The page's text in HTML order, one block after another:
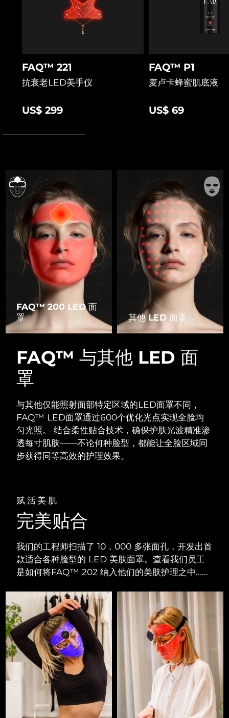
FAQ™ 221
抗衰老LED美手仪
US$ 299
FAQ™ P1
麦卢卡蜂蜜肌底液
US$ 69
FAQ™ 200 LED 面
罩
其他 LED 面罩
FAQ™ 与其他 LED 面
罩
与其他仅能照射面部特定区域的LED面罩不同，
FAQ™ LED面罩通过600个优化光点实现全脸均
匀光照。结合柔性贴合技术，确保护肤光波精准渗
透每寸肌肤——不论何种脸型，都能让全脸区域同
步获得同等高效的护理效果。
赋活美肌
完美贴合
我们的工程师扫描了 10，000 多张面孔，开发出首
款适合各种脸型的 LED 美肤面罩。查看我们员工
是如何将FAQ™ 202 纳入他们的美肤护理之中......